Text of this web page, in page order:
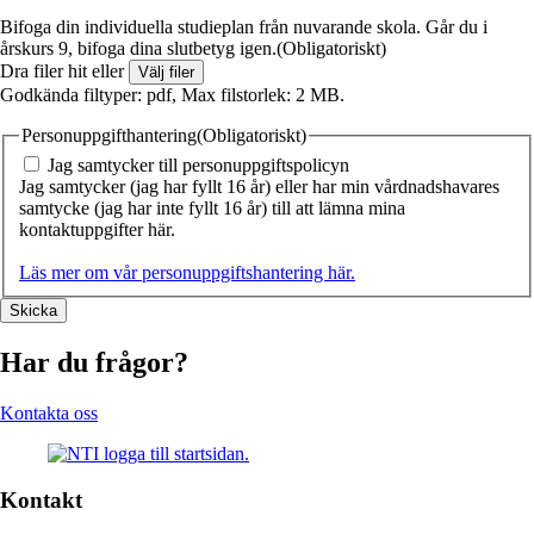
Bifoga din individuella studieplan från nuvarande skola. Går du i
årskurs 9, bifoga dina slutbetyg igen.(Obligatoriskt)
Dra filer hit eller
Välj filer
Godkända filtyper: pdf, Max filstorlek: 2 MB.
Personuppgifthantering(Obligatoriskt)
Jag samtycker till personuppgiftspolicyn
Jag samtycker (jag har fyllt 16 år) eller har min vårdnadshavares
samtycke (jag har inte fyllt 16 år) till att lämna mina
kontaktuppgifter här.
Läs mer om vår personuppgiftshantering här.
Har du frågor?
Kontakta oss
Kontakt